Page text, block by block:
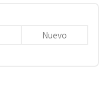
Nuevo